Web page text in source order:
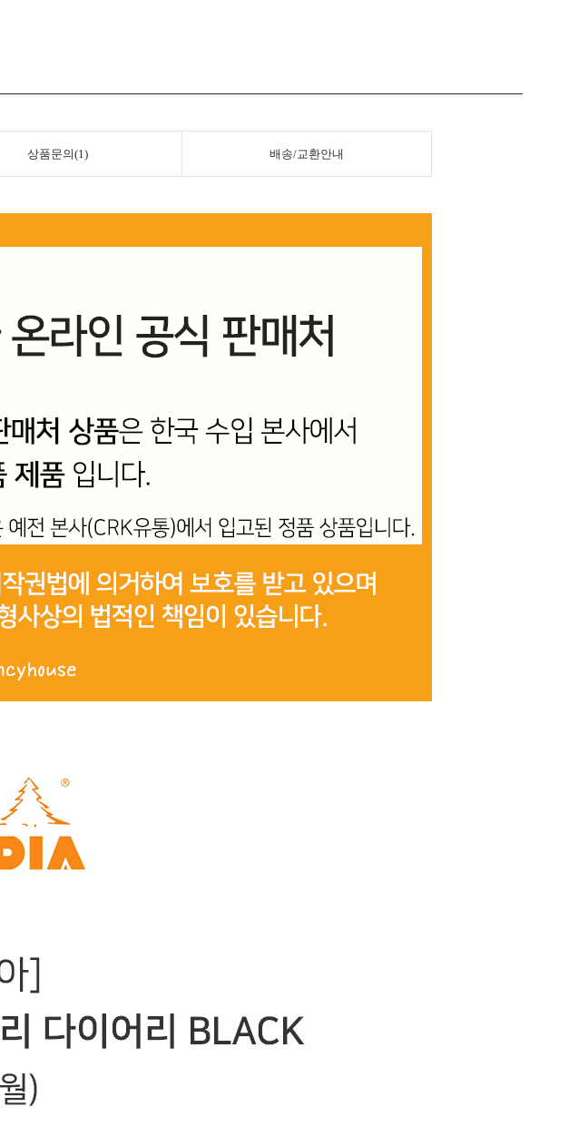
상품문의(1) 배송/교환안내